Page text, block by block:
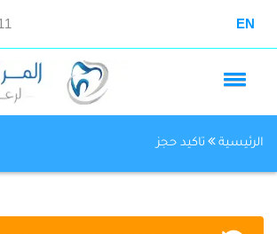
EN
الرئيسية تاكيد حجز